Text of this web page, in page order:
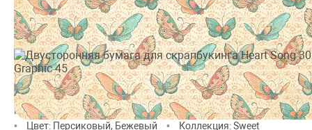
Производитель:Graphic 45•Тематика: Узоры, Животные
•
Цвет: Персиковый, Бежевый •
Коллекция: Sweet